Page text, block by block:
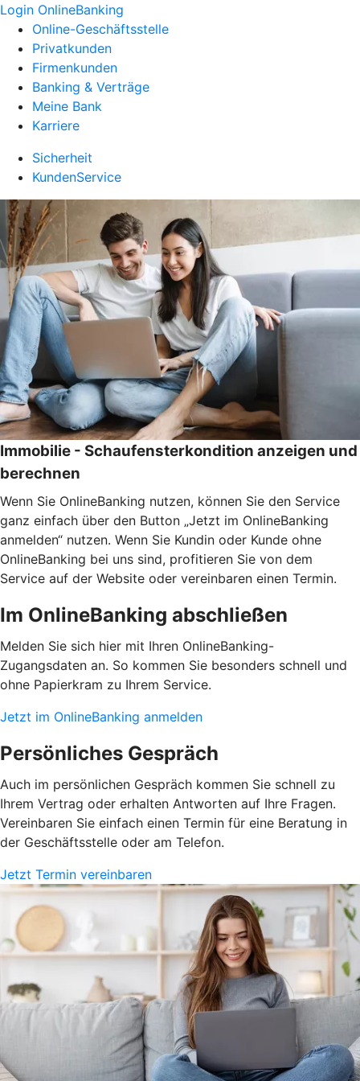
Login OnlineBanking
Online-Geschäftsstelle
Privatkunden
Firmenkunden
Banking & Verträge
Meine Bank
Karriere
Sicherheit
KundenService
Immobilie - Schaufensterkondition anzeigen und
berechnen
Wenn Sie OnlineBanking nutzen, können Sie den Service
ganz einfach über den Button „Jetzt im OnlineBanking
anmelden“ nutzen. Wenn Sie Kundin oder Kunde ohne
OnlineBanking bei uns sind, profitieren Sie von dem
Service auf der Website oder vereinbaren einen Termin.
Im OnlineBanking abschließen
Melden Sie sich hier mit Ihren OnlineBanking-
Zugangsdaten an. So kommen Sie besonders schnell und
ohne Papierkram zu Ihrem Service.
Jetzt im OnlineBanking anmelden
Persönliches Gespräch
Auch im persönlichen Gespräch kommen Sie schnell zu
Ihrem Vertrag oder erhalten Antworten auf Ihre Fragen.
Vereinbaren Sie einfach einen Termin für eine Beratung in
der Geschäftsstelle oder am Telefon.
Jetzt Termin vereinbaren